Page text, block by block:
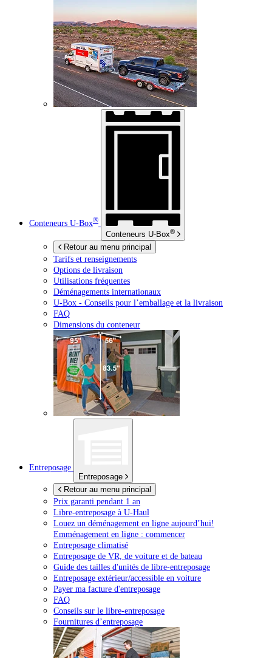
Conteneurs U-Box®
Conteneurs U-Box®
Retour au menu principal
Tarifs et renseignements
Options de livraison
Utilisations fréquentes
Déménagements internationaux
U-Box - Conseils pour l’emballage et la livraison
FAQ
Dimensions du conteneur
Entreposage
Entreposage
Retour au menu principal
Prix garanti pendant 1 an
Libre-entreposage à U-Haul
Louez un déménagement en ligne aujourd’hui!
Emménagement en ligne : commencer
Entreposage climatisé
Entreposage de VR, de voiture et de bateau
Guide des tailles d'unités de libre-entreposage
Entreposage extérieur/accessible en voiture
Payer ma facture d'entreposage
FAQ
Conseils sur le libre-entreposage
Fournitures d’entreposage